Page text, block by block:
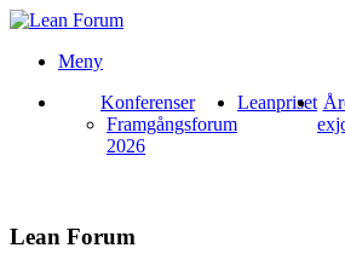
Meny
Konferenser
Framgångsforum
2026
Leanpriset
Lean Forum